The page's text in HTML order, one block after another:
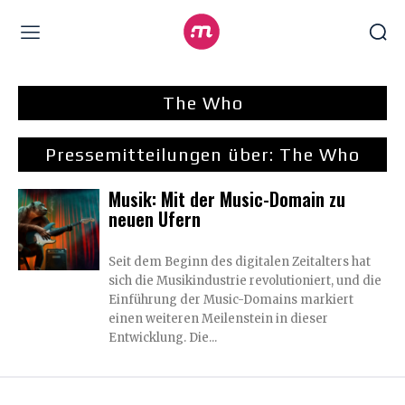
The Who
Pressemitteilungen über: The Who
Musik: Mit der Music-Domain zu
neuen Ufern
Seit dem Beginn des digitalen Zeitalters hat
sich die Musikindustrie revolutioniert, und die
Einführung der Music-Domains markiert
einen weiteren Meilenstein in dieser
Entwicklung. Die...